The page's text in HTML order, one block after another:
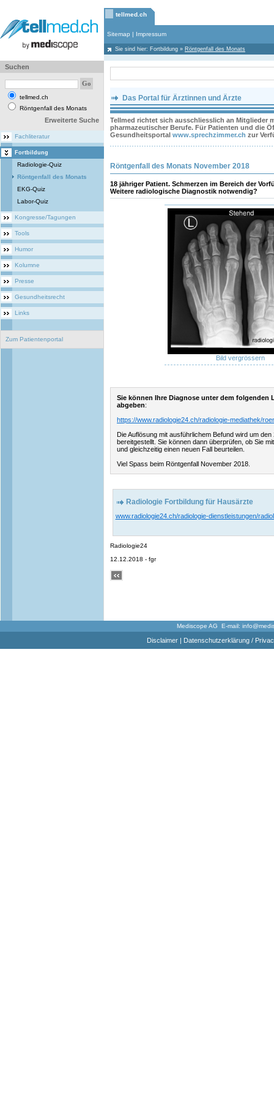
tellmed.ch
Sitemap | Impressum
Sie sind hier: Fortbildung » Röntgenfall des Monats
Suchen
tellmed.ch
Röntgenfall des Monats
Erweiterte Suche
Fachliteratur
Fortbildung
Radiologie-Quiz
Röntgenfall des Monats
EKG-Quiz
Labor-Quiz
Kongresse/Tagungen
Tools
Humor
Kolumne
Presse
Gesundheitsrecht
Links
Zum Patientenportal
Das Portal für Ärztinnen und Ärzte
Tellmed richtet sich ausschliesslich an Mitglieder
pharmazeutischer Berufe. Für Patienten und die
Gesundheitsportal www.sprechzimmer.ch zur
Röntgenfall des Monats November 2018
18 jähriger Patient. Schmerzen im Bereich der
Weitere radiologische Diagnostik notwendig?
Bild vergrössern
Sie können Ihre Diagnose unter dem folgenden
abgeben:
https://www.radiologie24.ch/radiologie-mediathek/
Die Auflösung mit ausführlichem Befund wird um
bereitgestellt. Sie können dann überprüfen, ob Sie
und gleichzeitig einen neuen Fall beurteilen.
Viel Spass beim Röntgenfall November 2018.
Radiologie Fortbildung für Hausärzte
www.radiologie24.ch/radiologie-dienstleistungen/
Radiologie24
12.12.2018 - fgr
Mediscope AG E-mail:
Disclaimer| Datenschutzerklärung /